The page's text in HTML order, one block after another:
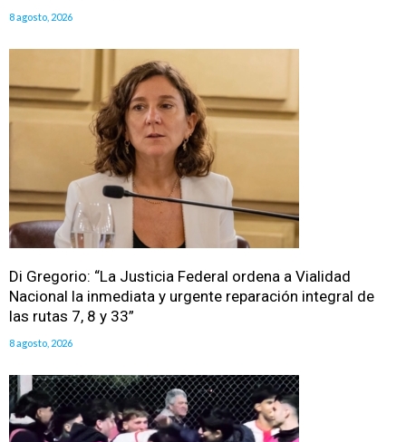
8 agosto, 2026
Di Gregorio: “La Justicia Federal ordena a Vialidad
Nacional la inmediata y urgente reparación integral de
las rutas 7, 8 y 33”
8 agosto, 2026